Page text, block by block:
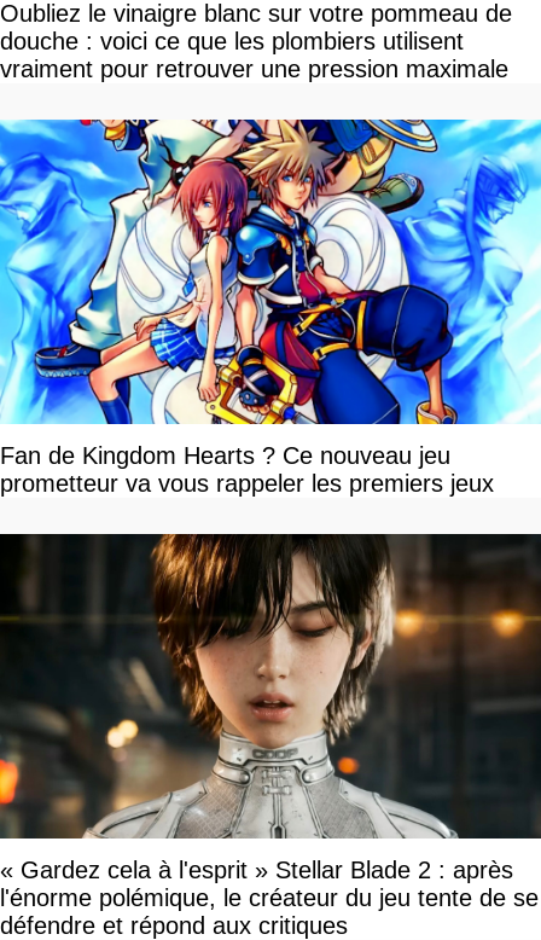
Oubliez le vinaigre blanc sur votre pommeau de
douche : voici ce que les plombiers utilisent
vraiment pour retrouver une pression maximale
Fan de Kingdom Hearts ? Ce nouveau jeu
prometteur va vous rappeler les premiers jeux
« Gardez cela à l'esprit » Stellar Blade 2 : après
l'énorme polémique, le créateur du jeu tente de se
défendre et répond aux critiques